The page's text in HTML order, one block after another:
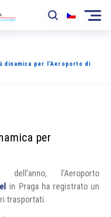
dinamica per l’Aeroporto di
per
l’Aeroporto
in Praga ha registrato un
trasportati.